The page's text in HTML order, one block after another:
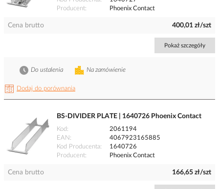
Producent
Phoenix Contact
Cena brutto 400,01 zł/szt
Pokaż szczegóły
Dodaj do porównania
Na zamówienie
Do ustalenia
BS-DIVIDER PLATE | 1640726 Phoenix Contact
Kod
2061194
EAN
4067923165885
Kod Producenta
1640726
Producent
Phoenix Contact
Cena brutto 166,65 zł/szt